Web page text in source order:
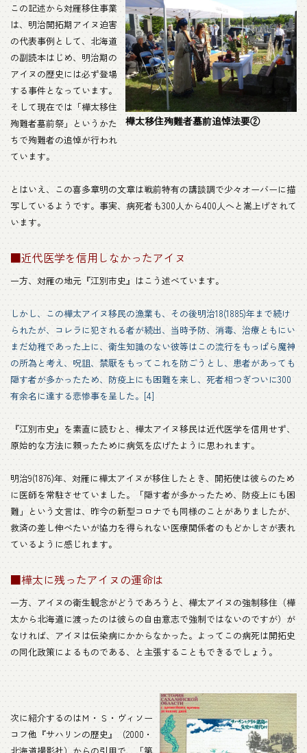
樺太移住殉難者墓前追悼法要②
この記述から対雁移住事業
は、明治開拓期アイヌ迫害
の代表事例として、北海道
の副読本はじめ、明治期の
アイヌの歴史には必ず登場
する事件となっています。
そして現在では「樺太移住
殉難者墓前祭」というかた
ちで殉難者の追悼が行われ
ています。
とはいえ、この喜多章明の文章は戦前特有の講談調で少々オーバーに描
写しているようです。事実、病死者も300人から400人へと嵩上げされて
います。
■近代医学を信用しなかったアイヌ
一方、対雁の地元『江別市史』はこう述べています。
しかし、この樺太アイヌ移民の漁業も、その後明治18(1885)年まで続け
られたが、コレラに犯される者が続出、当時予防、消毒、治療ともにい
まだ幼稚であった上に、衛生知識のない彼等はこの流行をもっぱら魔神
の所為と考え、呪詛、禁厭をもってこれを防ごうとし、患者があっても
隠す者が多かったため、防疫上にも困難を来し、死者相つぎついに300
有余名に達する悲惨事を呈した。[4]
『江別市史』を素直に読むと、樺太アイヌ移民は近代医学を信用せず、
原始的な方法に頼ったために病気を広げたように思われます。
明治9(1876)年、対雁に樺太アイヌが移住したとき、開拓使は彼らのため
に医師を常駐させていました。「隠す者が多かったため、防疫上にも困
難」という文言は、昨今の新型コロナでも同様のことがありましたが、
救済の差し伸べたいが協力を得られない医療関係者のもどかしさが表れ
ているように感じれます。
■樺太に残ったアイヌの運命は
一方、アイヌの衛生観念がどうであろうと、樺太アイヌの強制移住（樺
太から北海道に渡ったのは彼らの自由意志で強制ではないのですが）が
なければ、アイヌは伝染病にかからなかった。よってこの病死は開拓史
の同化政策によるものである、と主張することもできるでしょう。
次に紹介するのはＭ・Ｓ・ヴィソー
コフ他『サハリンの歴史』（2000・